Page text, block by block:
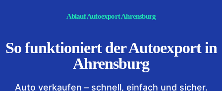
Ablauf Autoexport Ahrensburg
So funktioniert der Autoexport in
Ahrensburg
Auto verkaufen – schnell, einfach und sicher.